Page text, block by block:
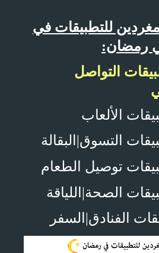
للتطبيقات في
رمضان:
تطبيقات التواصل